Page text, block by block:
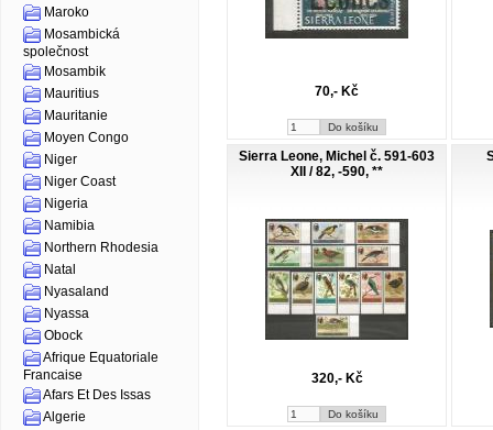
Maroko
Mosambická
společnost
Mosambik
Mauritius
Mauritanie
Moyen Congo
Niger
Niger Coast
Nigeria
Namibia
Northern Rhodesia
Natal
Nyasaland
Nyassa
Obock
Afrique Equatoriale
Francaise
Afars Et Des Issas
Algerie
70,- Kč
Sierra Leone, Michel č. 591-603
XII / 82, -590, **
320,- Kč